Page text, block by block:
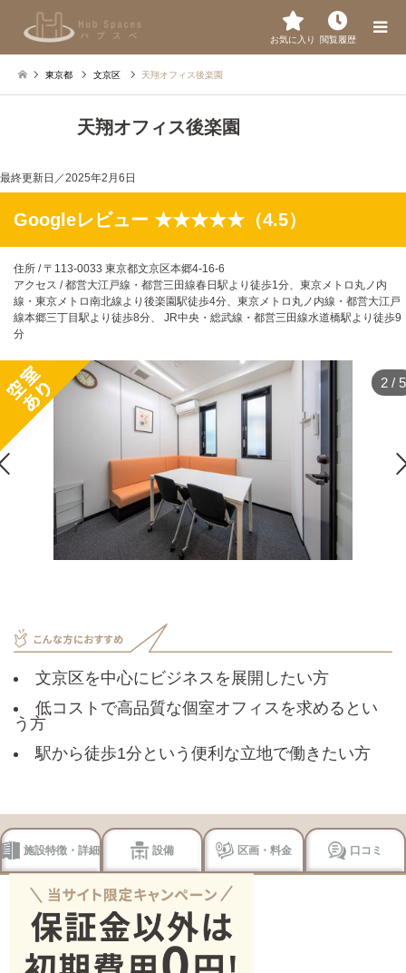
お気に入り 閲覧履歴
東京都 文京区 天翔オフィス後楽園
天翔オフィス後楽園
最終更新日／2025年2月6日
Googleレビュー ★★★★★（4.5）
住所 / 〒113-0033 東京都文京区本郷4-16-6
アクセス / 都営大江戸線・都営三田線春日駅より徒歩1分、東京メトロ丸ノ内
線・東京メトロ南北線より後楽園駅徒歩4分、東京メトロ丸ノ内線・都営大江戸
線本郷三丁目駅より徒歩8分、 JR中央・総武線・都営三田線水道橋駅より徒歩9
分
2 / 5
文京区を中心にビジネスを展開したい方
低コストで高品質な個室オフィスを求めるとい
う方
駅から徒歩1分という便利な立地で働きたい方
施設特徴・詳細 設備 区画・料金 口コミ